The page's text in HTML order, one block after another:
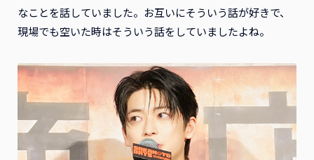
なことを話していました。お互いにそういう話が好きで、
現場でも空いた時はそういう話をしていましたよね。